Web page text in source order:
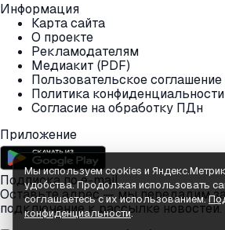
Информация
Карта сайта
О проекте
Рекламодателям
Медиакит (PDF)
Пользовательское соглашение
Политика конфиденциальности
Согласие на обработку ПДн
Приложение
Подписка по e-mail
Оставьте адрес — мы передадим
подключение к рассылке новостей.
Мы используем cookies и
удобства. Продолжая использовать
соглашаетесь с их использованием.
конфиденциальности.